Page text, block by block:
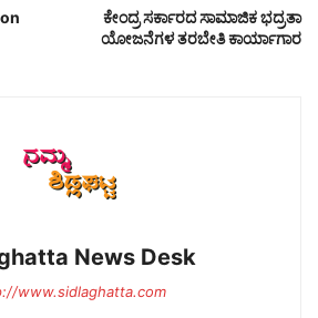
ಕೇಂದ್ರ ಸರ್ಕಾರದ ಸಾಮಾಜಿಕ ಭದ್ರತಾ
ಯೋಜನೆಗಳ ತರಬೇತಿ ಕಾರ್ಯಾಗಾರ
News Desk
www.sidlaghatta.com